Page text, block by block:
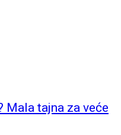
Mala tajna za veće